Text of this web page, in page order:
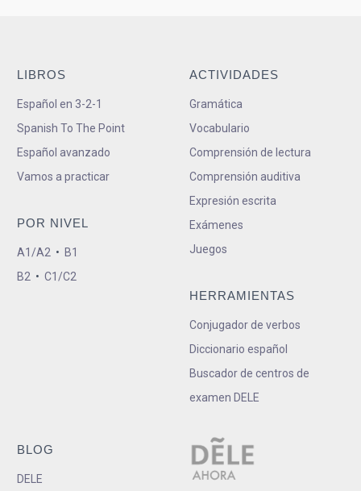
LIBROS
Español en 3-2-1
Spanish To The Point
Español avanzado
Vamos a practicar
POR NIVEL
A1/A2 • B1
B2 • C1/C2
ACTIVIDADES
Gramática
Vocabulario
Comprensión de lectura
Comprensión auditiva
Expresión escrita
Exámenes
Juegos
HERRAMIENTAS
Conjugador de verbos
Diccionario español
Buscador de centros de
examen DELE
BLOG
DELE